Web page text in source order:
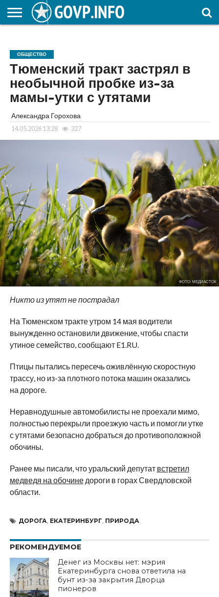
ОБРАЗОВАНИЕ
ОБЩЕСТВО
Тюменский тракт застрял в
необычной пробке из-за
мамы-утки с утятами
Александра Горохова
14.05.2026 13:28 327
ФОТО: МЕДИАСТОК
Никто из утят не пострадал
На Тюменском тракте утром 14 мая водители
вынужденно остановили движение, чтобы спасти
утиное семейство, сообщают E1.RU.
Птицы пытались пересечь оживлённую скоростную
трассу, но из-за плотного потока машин оказались
на дороге.
Неравнодушные автомобилисты не проехали мимо,
полностью перекрыли проезжую часть и помогли утке
с утятами безопасно добраться до противоположной
обочины.
Ранее мы писали, что уральский депутат встретил
медведя на обочинедороги в горах Свердловской
области.
ДОРОГА ЕКАТЕРИНБУРГ ПРИРОДА
РЕКОМЕНДУЕМОЕ
Денег из Москвы нет: мэрия
Екатеринбурга снова ответила на
бунт из-за закрытия Дворца
пионеров